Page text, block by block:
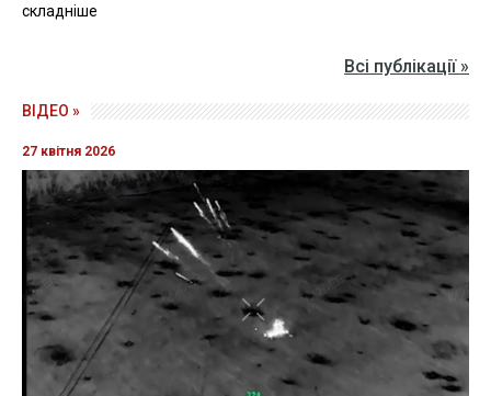
складніше
Всі публікації »
ВІДЕО »
27 квітня 2026